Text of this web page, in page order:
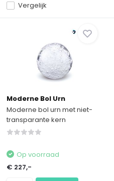
Vergelijk
Moderne Bol Urn
Moderne bol urn met niet-
transparante kern
Op voorraad
€ 227,-